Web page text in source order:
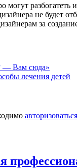
разбогатеть
не будет
за
— Вам сюда»
лечения детей
авторизоваться